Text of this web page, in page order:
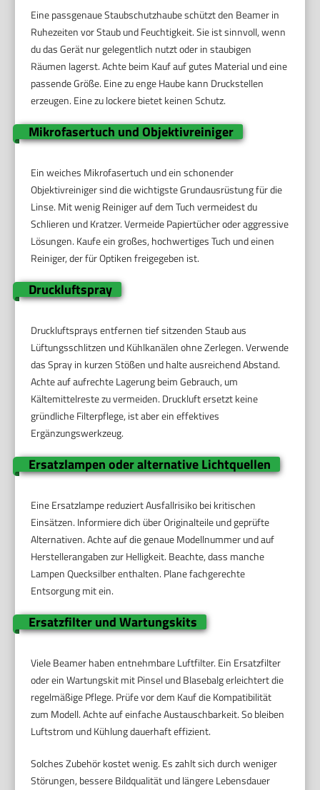
Eine passgenaue Staubschutzhaube schützt den Beamer in
Ruhezeiten vor Staub und Feuchtigkeit. Sie ist sinnvoll, wenn
du das Gerät nur gelegentlich nutzt oder in staubigen
Räumen lagerst. Achte beim Kauf auf gutes Material und eine
passende Größe. Eine zu enge Haube kann Druckstellen
erzeugen. Eine zu lockere bietet keinen Schutz.
Mikrofasertuch und Objektivreiniger
Ein weiches Mikrofasertuch und ein schonender
Objektivreiniger sind die wichtigste Grundausrüstung für die
Linse. Mit wenig Reiniger auf dem Tuch vermeidest du
Schlieren und Kratzer. Vermeide Papiertücher oder aggressive
Lösungen. Kaufe ein großes, hochwertiges Tuch und einen
Reiniger, der für Optiken freigegeben ist.
Druckluftspray
Druckluftsprays entfernen tief sitzenden Staub aus
Lüftungsschlitzen und Kühlkanälen ohne Zerlegen. Verwende
das Spray in kurzen Stößen und halte ausreichend Abstand.
Achte auf aufrechte Lagerung beim Gebrauch, um
Kältemittelreste zu vermeiden. Druckluft ersetzt keine
gründliche Filterpflege, ist aber ein effektives
Ergänzungswerkzeug.
Ersatzlampen oder alternative Lichtquellen
Eine Ersatzlampe reduziert Ausfallrisiko bei kritischen
Einsätzen. Informiere dich über Originalteile und geprüfte
Alternativen. Achte auf die genaue Modellnummer und auf
Herstellerangaben zur Helligkeit. Beachte, dass manche
Lampen Quecksilber enthalten. Plane fachgerechte
Entsorgung mit ein.
Ersatzfilter und Wartungskits
Viele Beamer haben entnehmbare Luftfilter. Ein Ersatzfilter
oder ein Wartungskit mit Pinsel und Blasebalg erleichtert die
regelmäßige Pflege. Prüfe vor dem Kauf die Kompatibilität
zum Modell. Achte auf einfache Austauschbarkeit. So bleiben
Luftstrom und Kühlung dauerhaft effizient.
Solches Zubehör kostet wenig. Es zahlt sich durch weniger
Störungen, bessere Bildqualität und längere Lebensdauer